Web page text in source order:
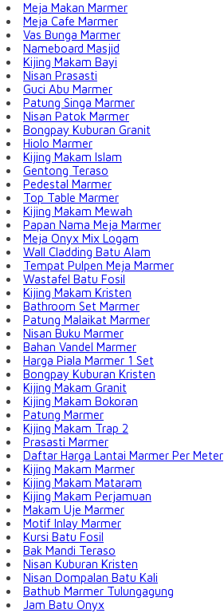
Meja Makan Marmer
Meja Cafe Marmer
Vas Bunga Marmer
Nameboard Masjid
Kijing Makam Bayi
Nisan Prasasti
Guci Abu Marmer
Patung Singa Marmer
Nisan Patok Marmer
Bongpay Kuburan Granit
Hiolo Marmer
Kijing Makam Islam
Gentong Teraso
Pedestal Marmer
Top Table Marmer
Kijing Makam Mewah
Papan Nama Meja Marmer
Meja Onyx Mix Logam
Wall Cladding Batu Alam
Tempat Pulpen Meja Marmer
Wastafel Batu Fosil
Kijing Makam Kristen
Bathroom Set Marmer
Patung Malaikat Marmer
Nisan Buku Marmer
Bahan Vandel Marmer
Harga Piala Marmer 1 Set
Bongpay Kuburan Kristen
Kijing Makam Granit
Kijing Makam Bokoran
Patung Marmer
Kijing Makam Trap 2
Prasasti Marmer
Daftar Harga Lantai Marmer Per Meter
Kijing Makam Marmer
Kijing Makam Mataram
Kijing Makam Perjamuan
Makam Uje Marmer
Motif Inlay Marmer
Kursi Batu Fosil
Bak Mandi Teraso
Nisan Kuburan Kristen
Nisan Dompalan Batu Kali
Bathub Marmer Tulungagung
Jam Batu Onyx